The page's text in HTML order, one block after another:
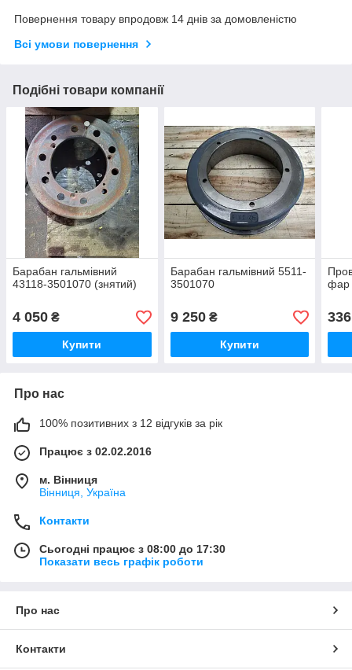
Повернення товару впродовж 14 днів за домовленістю
Всі умови повернення
Подібні товари компанії
Барабан гальмівний
43118-3501070 (знятий)
4 050 ₴
Купити
Барабан гальмівний 5511-
3501070
9 250₴
Купити
фар
336
Про нас
100% позитивних з 12 відгуків за рік
Працює з 02.02.2016
м. Вінниця
Вінниця, Україна
Контакти
Сьогодні працює з 08:00 до 17:30
Показати весь графік роботи
Про нас
Контакти